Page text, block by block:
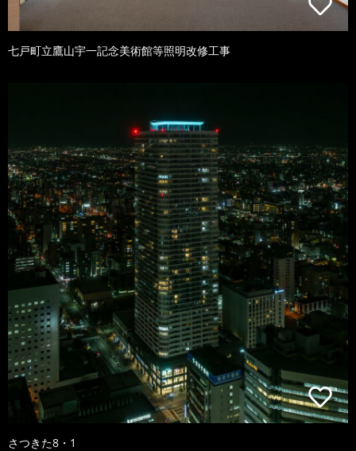
七戸町立鷹山宇一記念美術館等照明改修工事
さつきた8・1